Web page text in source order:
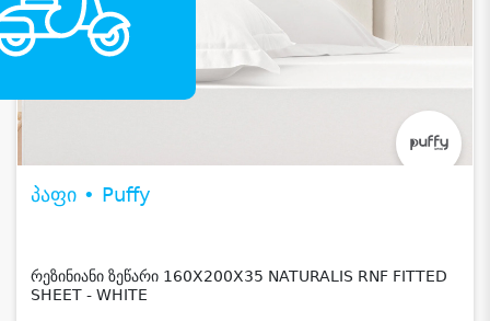
პაფი • Puffy
რეზინიანი ზეწარი 160X200X35 NATURALIS RNF FITTED
SHEET - WHITE